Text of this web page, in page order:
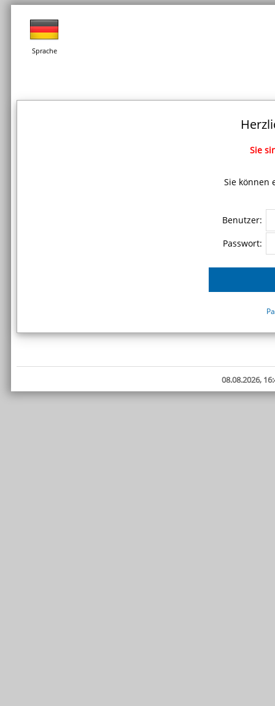
Sprache
Sie
Sie können
Benutzer:
Passwort:
08.08.2026,